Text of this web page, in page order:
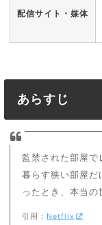
配信サイト・媒体
あらすじ
監禁された部屋で
暮らす狭い部屋
ったとき、本当の
引用： Netflix